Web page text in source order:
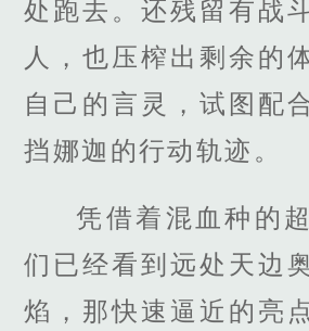
处跑去。还残留有战
人，也压榨出剩余的
自己的言灵，试图配
挡娜迦的行动轨迹。
凭借着混血种的
们已经看到远处天边
焰，那快速逼近的亮